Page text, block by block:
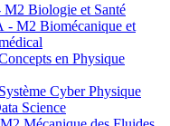
Biologie et Santé
M2 Biomécanique et
en Physique
Cyber Physique
Science